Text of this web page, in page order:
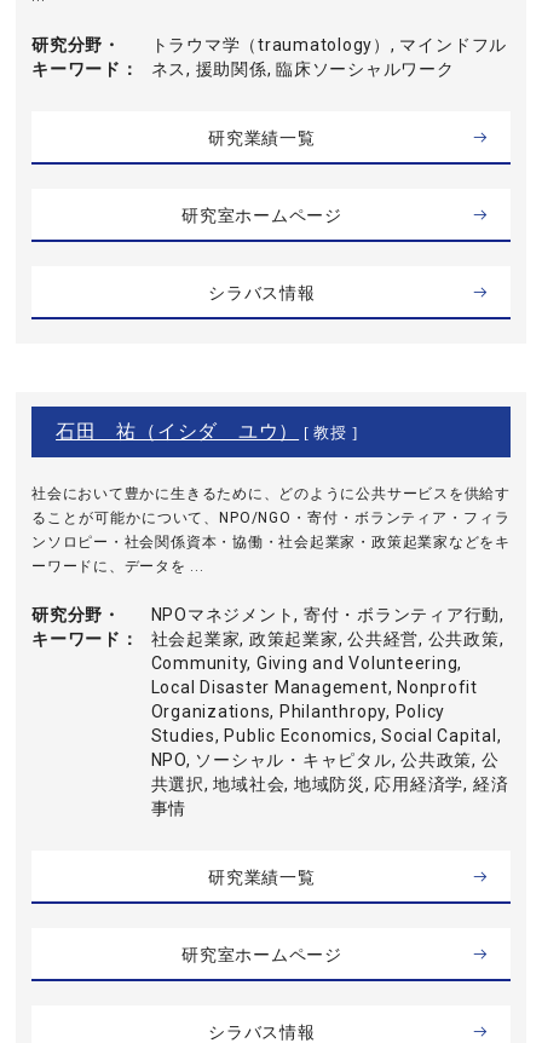
研究分野・
キーワード
トラウマ学（traumatology）, マインドフル
ネス, 援助関係, 臨床ソーシャルワーク
研究業績一覧
研究室ホームページ
シラバス情報
石田 祐（イシダ ユウ） [ 教授 ]
社会において豊かに生きるために、どのように公共サービスを供給す
ることが可能かについて、NPO/NGO・寄付・ボランティア・フィラ
ンソロピー・社会関係資本・協働・社会起業家・政策起業家などをキ
ーワードに、データを ...
研究分野・
キーワード
NPOマネジメント, 寄付・ボランティア行動,
社会起業家, 政策起業家, 公共経営, 公共政策,
Community, Giving and Volunteering,
Local Disaster Management, Nonprofit
Organizations, Philanthropy, Policy
Studies, Public Economics, Social Capital,
NPO, ソーシャル・キャピタル, 公共政策, 公
共選択, 地域社会, 地域防災, 応用経済学, 経済
事情
研究業績一覧
研究室ホームページ
シラバス情報